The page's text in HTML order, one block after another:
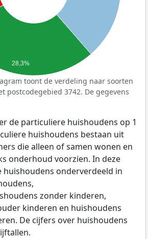
28,3%
toont de verdeling naar soorten
postcodegebied 3742. De gegevens
de particuliere huishoudens op 1
huishoudens bestaan uit
die alleen of samen wonen en
onderhoud voorzien. In deze
onderverdeeld in
zonder kinderen,
kinderen en huishoudens
De cijfers over huishoudens